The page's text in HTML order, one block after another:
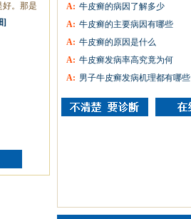
好。那是
]
A: 牛皮癣的病因了解多少
A: 牛皮癣的主要病因有哪些
A: 牛皮癣的原因是什么
A: 牛皮癣发病率高究竟为何
A: 男子牛皮癣发病机理都有哪些